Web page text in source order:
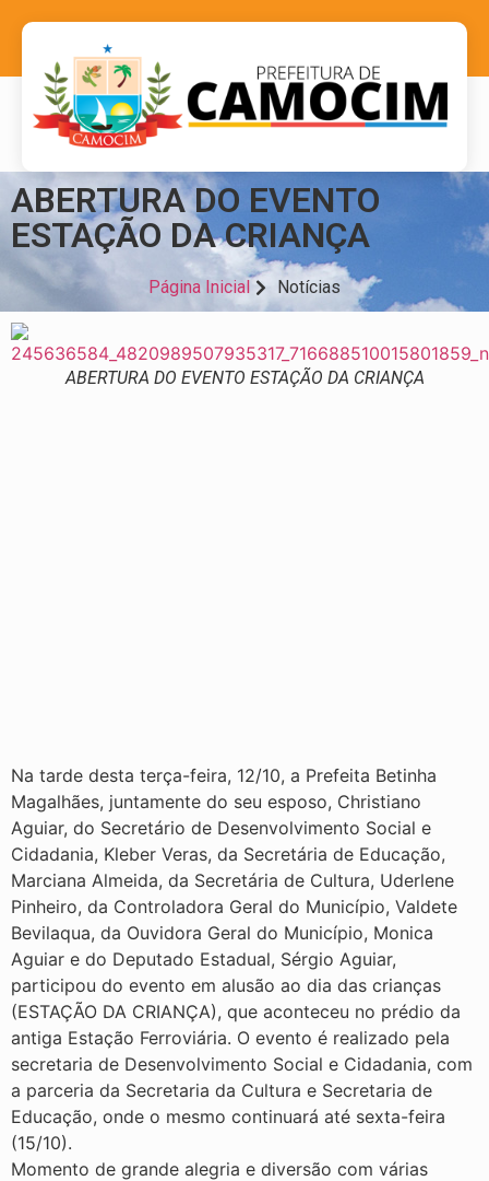
ABERTURA DO EVENTO
ESTAÇÃO DA CRIANÇA
Página Inicial Notícias
ABERTURA DO EVENTO ESTAÇÃO DA CRIANÇA
Na tarde desta terça-feira, 12/10, a Prefeita Betinha
Magalhães, juntamente do seu esposo, Christiano
Aguiar, do Secretário de Desenvolvimento Social e
Cidadania, Kleber Veras, da Secretária de Educação,
Marciana Almeida, da Secretária de Cultura, Uderlene
Pinheiro, da Controladora Geral do Município, Valdete
Bevilaqua, da Ouvidora Geral do Município, Monica
Aguiar e do Deputado Estadual, Sérgio Aguiar,
participou do evento em alusão ao dia das crianças
(ESTAÇÃO DA CRIANÇA), que aconteceu no prédio da
antiga Estação Ferroviária. O evento é realizado pela
secretaria de Desenvolvimento Social e Cidadania, com
a parceria da Secretaria da Cultura e Secretaria de
Educação, onde o mesmo continuará até sexta-feira
(15/10).
Momento de grande alegria e diversão com várias